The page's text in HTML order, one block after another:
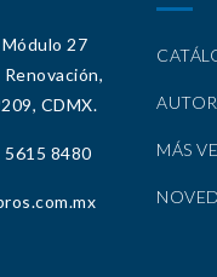
27
CDMX.
5615 8480 MÁS